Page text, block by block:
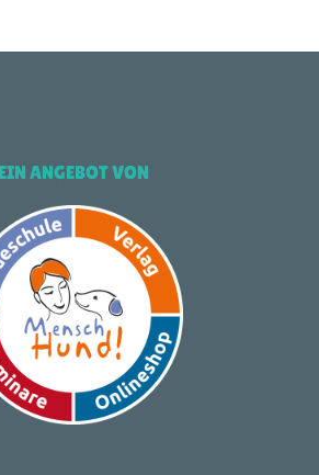
EIN ANGEBOT VON